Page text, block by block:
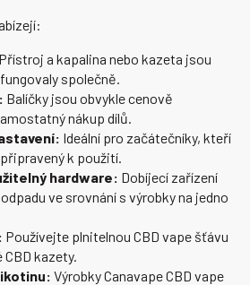
Přístroj a kapalina nebo kazeta jsou
společně.
Balíčky jsou obvykle cenově
nákup dílů.
Ideální pro začátečníky, kteří
k použití.
hardware: Dobíjecí zařízení
ve srovnání s výrobky na jedno
Používejte plnitelnou CBD vape šťávu
kazety.
Výrobky Canavape CBD vape